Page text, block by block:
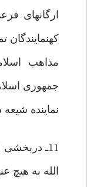
ارگانهای
مذاهب
جمهوری
نماینده
11ـ
الله به هیچ